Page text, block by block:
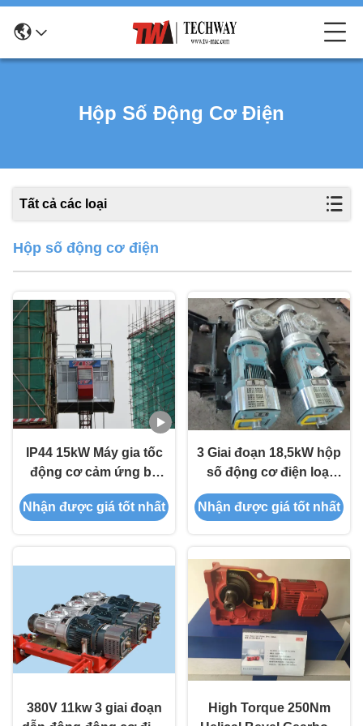
Hộp Số Động Cơ Điện
Tất cả các loại
Hộp số động cơ điện
IP44 15kW Máy gia tốc
động cơ cảm ứng ba
pha Tiêu chuẩn IEC
Nhận được giá tốt nhất
3 Giai đoạn 18,5kW hộp
số động cơ điện loại
giun để nâng tòa nhà
Nhận được giá tốt nhất
380V 11kw 3 giai đoạn
High Torque 250Nm